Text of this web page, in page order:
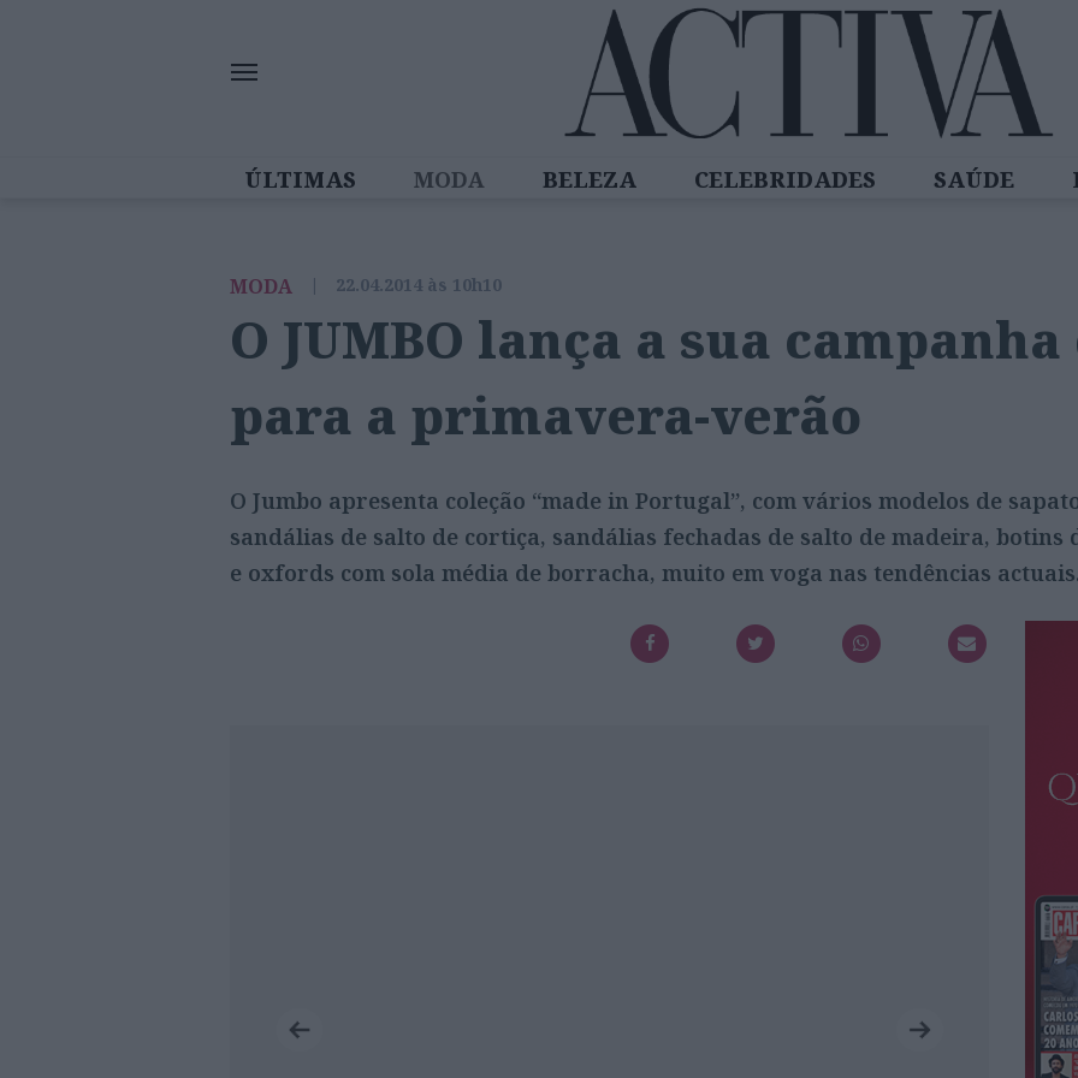
ÚLTIMAS MODA BELEZA CELEBRIDADES SAÚDE
MODA | 22.04.2014 às 10h10
O JUMBO lança a sua
para a primavera-verão
O Jumbo apresenta coleção “made in Portugal”, com vários modelos de
sandálias de salto de cortiça, sandálias fechadas de salto de madeira, botins
e oxfords com sola média de borracha, muito em voga nas tendências